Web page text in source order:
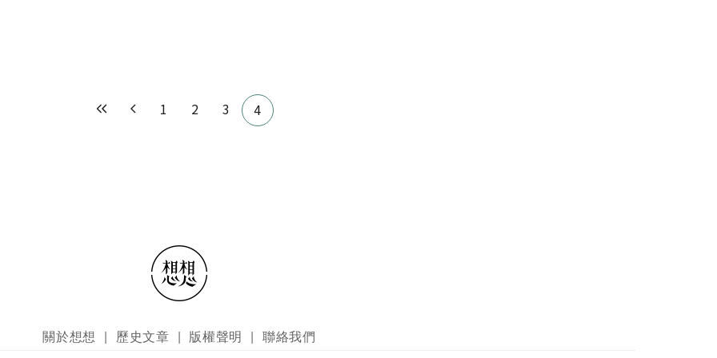
1 2 3 4
關於想想 歷史文章 版權聲明 聯絡我們